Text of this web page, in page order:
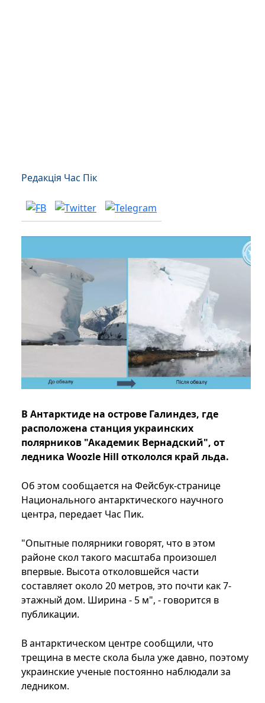
Редакція Час Пік
В Антарктиде на острове Галиндез, где
расположена станция украинских
полярников "Академик Вернадский", от
ледника Woozle Hill откололся край льда.
Об этом сообщается на Фейсбук-странице
Национального антарктического научного
центра, передает Час Пик.
"Опытные полярники говорят, что в этом
районе скол такого масштаба произошел
впервые. Высота отколовшейся части
составляет около 20 метров, это почти как 7-
этажный дом. Ширина - 5 м", - говорится в
публикации.
В антарктическом центре сообщили, что
трещина в месте скола была уже давно, поэтому
украинские ученые постоянно наблюдали за
ледником.